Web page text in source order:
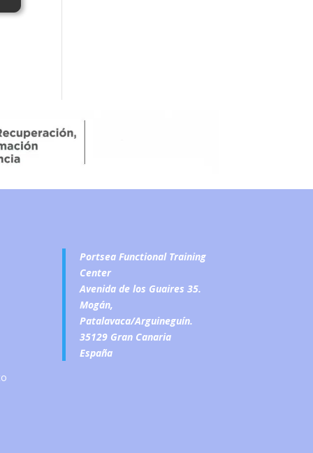
Portsea Functional Training
Center
Avenida de los Guaires 35.
Mogán,
Patalavaca/Arguineguín.
35129 Gran Canaria
España